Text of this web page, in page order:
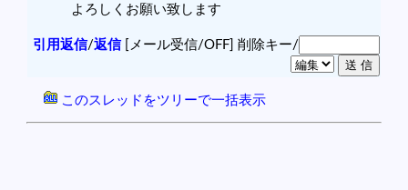
よろしくお願い致します
引用返信/返信[メール受信/OFF] 削除キー/
このスレッドをツリーで一括表示